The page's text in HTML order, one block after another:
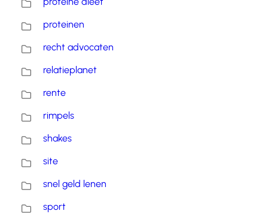
proteinen
recht advocaten
relatieplanet
rente
rimpels
shakes
site
snel geld lenen
sport